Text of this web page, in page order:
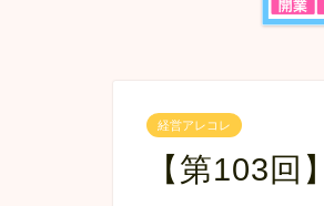
経営アレコレ
【第103回